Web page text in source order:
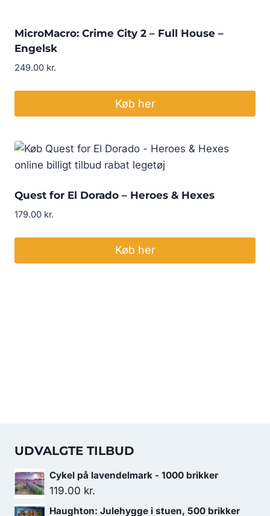
MicroMacro: Crime City 2 – Full House –
Engelsk
249.00 kr.
Køb her
Quest for El Dorado – Heroes & Hexes
179.00 kr.
Køb her
UDVALGTE TILBUD
Cykel på lavendelmark - 1000 brikker
119.00 kr.
Haughton: Julehygge i stuen, 500 brikker